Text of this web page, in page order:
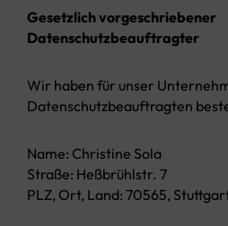
Gesetzlich vorgeschriebener
Datenschutzbeauftragter
Wir haben für unser
Datenschutzbeauftragten
Name: Christine Sola
Straße: Heßbrühlstr. 7
PLZ, Ort, Land: 70565,